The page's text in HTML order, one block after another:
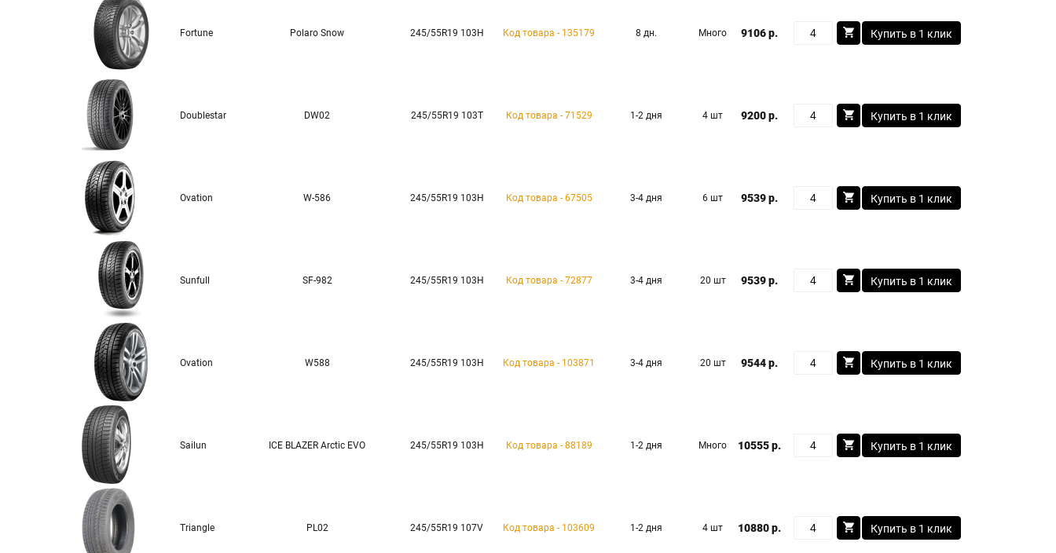
Fortune Polaro Snow 245/55R19 103H Код товара - 135179 8 дн. Много 9106 р. Купить в 1 клик
Doublestar DW02 245/55R19 103T Код товара - 71529 1-2 дня 4 шт 9200 р. Купить в 1 клик
Ovation W-586 245/55R19 103H Код товара - 67505 3-4 дня 6 шт 9539 р. Купить в 1 клик
Sunfull SF-982 245/55R19 103H Код товара - 72877 3-4 дня 20 шт 9539 р. Купить в 1 клик
Ovation W588 245/55R19 103H Код товара - 103871 3-4 дня 20 шт 9544 р. Купить в 1 клик
Sailun ICE BLAZER Arctic EVO 245/55R19 103H Код товара - 88189 1-2 дня Много 10555 р. Купить в 1 клик
Triangle PL02 245/55R19 107V Код товара - 103609 1-2 дня 4 шт 10880 р. Купить в 1 клик